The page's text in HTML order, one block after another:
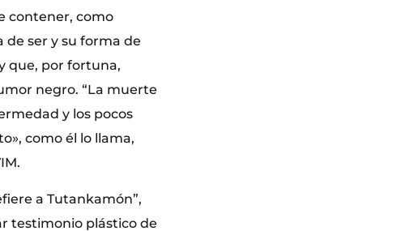
contener, como
ser y su forma de
que, por fortuna,
negro. “La muerte
y los pocos
como él lo llama,
a Tutankamón”,
testimonio plástico de